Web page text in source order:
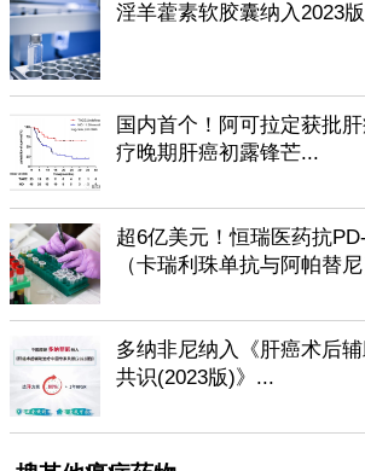
淫羊藿素软胶囊纳入2023
国内首个！阿可拉定获批
疗晚期肝癌初露锋芒...
超6亿美元！恒瑞医药抗
（卡瑞利珠单抗与阿帕替
多纳非尼纳入《肝癌术后
共识(2023版)》...